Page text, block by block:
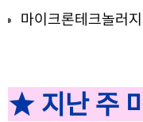
마이크론테크놀러
★ 지난 주